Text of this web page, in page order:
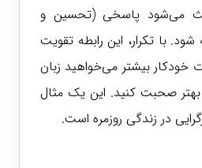
می‌شود پاسخی (تحسین و
با تکرار، این رابطه تقویت
بیشتر می‌خواهید زبان
بهتر صحبت کنید. این یک مثال
در زندگی روزمره است.